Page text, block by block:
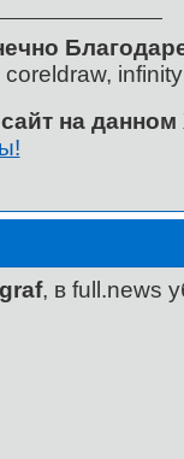
coreldraw,
на данном
, в full.news